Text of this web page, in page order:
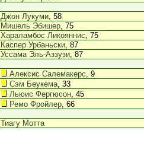
Джон Лукуми, 58
Мишель Эбишер, 75
Хараламбос Ликояннис, 75
Каспер Урбаньски, 87
Уссама Эль-Аззузи, 87
Алексис Салемакерс, 9
Сэм Беукема, 33
Льюис Фергюсон, 45
Ремо Фройлер, 66
Тиагу Мотта